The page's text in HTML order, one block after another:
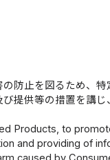
防止を図るため、
提供等の措置を講
Products, to
and providing of